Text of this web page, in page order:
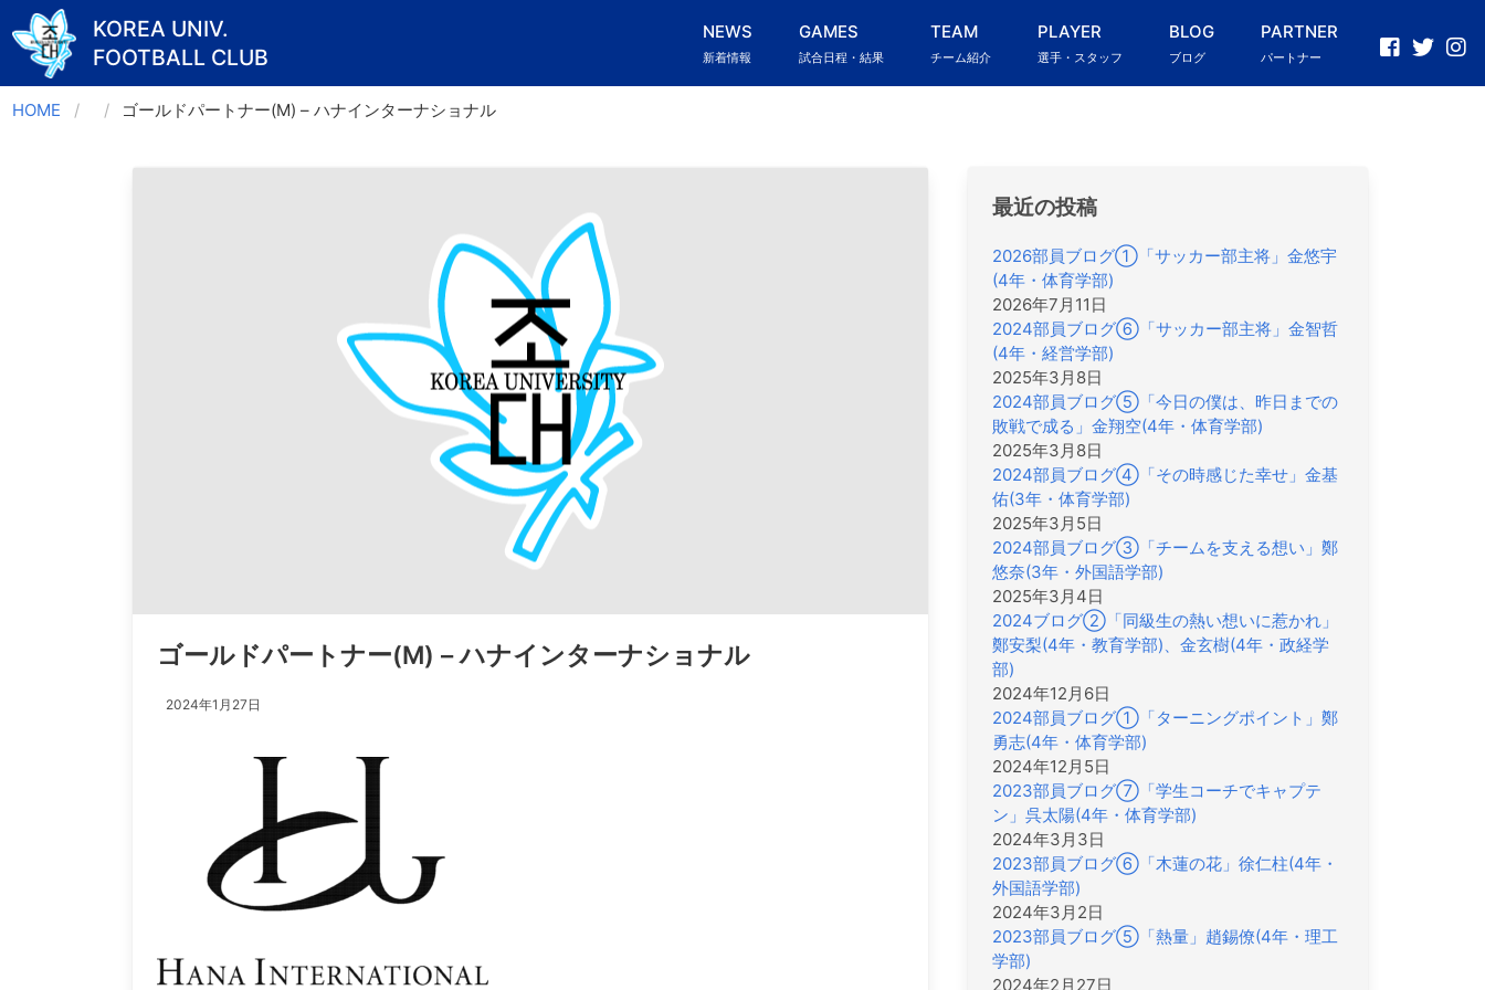
to
KOREA UNIV.
FOOTBALL CLUB
NEWS
新着情報
GAMES
試合日程・結果
TEAM
チーム紹介
PLAYER
選手・スタッフ
BLOG
ブログ
PARTNER
パートナー
HOME ゴールドパートナー(M) – ハナインターナショナル
ゴールドパートナー(M) – ハナインターナショナル
2024年1月27日
最近の投稿
2026部員ブログ①「サッカー部主将」金悠宇
(4年・体育学部)
2026年7月11日
2024部員ブログ⑥「サッカー部主将」金智哲
(4年・経営学部)
2025年3月8日
2024部員ブログ⑤「今日の僕は、昨日までの
敗戦で成る」金翔空(4年・体育学部)
2025年3月8日
2024部員ブログ④「その時感じた幸せ」金基
佑(3年・体育学部)
2025年3月5日
2024部員ブログ③「チームを支える想い」鄭
悠奈(3年・外国語学部)
2025年3月4日
2024ブログ②「同級生の熱い想いに惹かれ」
鄭安梨(4年・教育学部)、金玄樹(4年・政経学
部)
2024年12月6日
2024部員ブログ①「ターニングポイント」鄭
勇志(4年・体育学部)
2024年12月5日
2023部員ブログ⑦「学生コーチでキャプテ
ン」呉太陽(4年・体育学部)
2024年3月3日
2023部員ブログ⑥「木蓮の花」徐仁柱(4年・
外国語学部)
2024年3月2日
2023部員ブログ⑤「熱量」趙錫僚(4年・理工
学部)
2024年2月27日